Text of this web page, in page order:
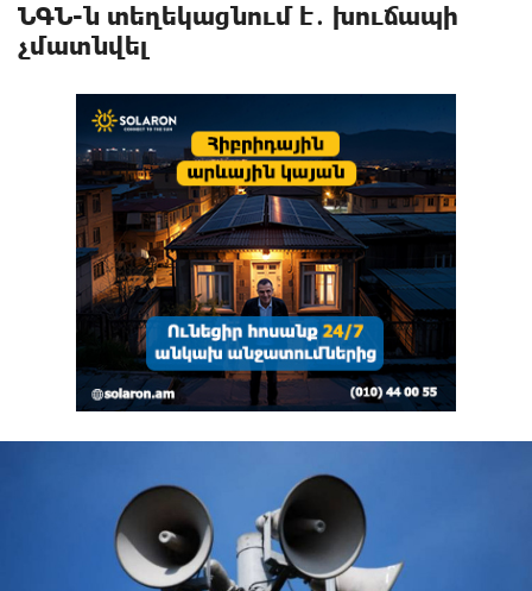
ՆԳՆ-ն տեղեկացնում է․ խուճապի
չմատնվել